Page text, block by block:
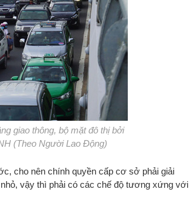
giao thông, bộ mặt đô thị bởi
(Theo Người Lao Động)
cho nên chính quyền cấp cơ sở phải giải
vậy thì phải có các chế độ tương xứng với